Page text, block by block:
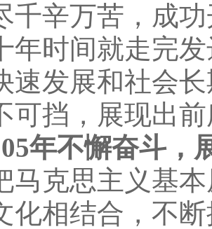
千辛万苦，成
年时间就走完
速发展和社会
可挡，展现出
不懈奋斗，展
马克思主义基
化相结合，不